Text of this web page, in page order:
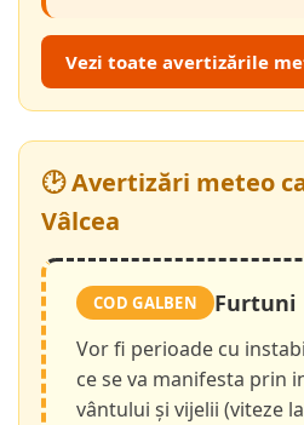
Vezi toate avertizările
🕑 Avertizări meteo
Vâlcea
COD GALBEN Furtuni
Vor fi perioade cu
ce se va manifesta prin
vântului și vijelii (viteze